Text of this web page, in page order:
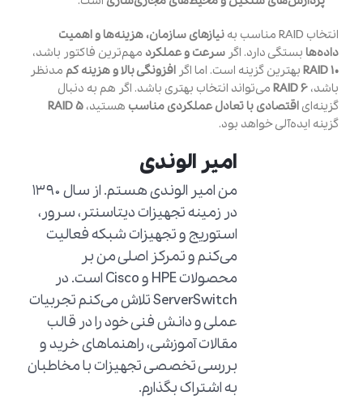
انتخاب RAID مناسب به
نیازهای سازمان، هزینه‌ها و اهمیت
داده‌ها بستگی دارد. اگر سرعت و عملکرد مهم‌ترین فاکتور باشد،
RAID 10 بهترین گزینه است. اما اگر افزونگی بالا و هزینه کم مدنظر
باشد، RAID 6 می‌تواند انتخاب بهتری باشد. اگر هم به دنبال
گزینه‌ای اقتصادی با تعادل عملکردی مناسب هستید، RAID 5
گزینه ایده‌آلی خواهد بود.
امیر الوندی
من امیر الوندی هستم. از سال ۱۳۹۰
در زمینه تجهیزات دیتاسنتر، سرور،
استوریج و تجهیزات شبکه فعالیت
می‌کنم و تمرکز اصلی من بر
محصولات HPE و Cisco است. در
ServerSwitch تلاش می‌کنم تجربیات
عملی و دانش فنی خود را در قالب
مقالات آموزشی، راهنماهای خرید و
بررسی تخصصی تجهیزات با مخاطبان
به اشتراک بگذارم.